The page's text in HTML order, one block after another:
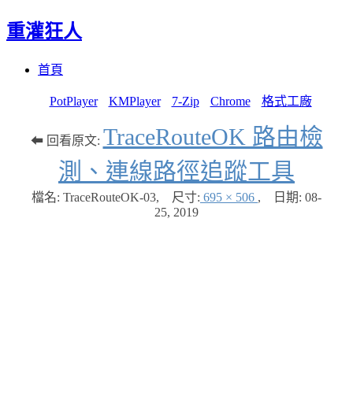
重灌狂人
首頁
PotPlayer KMPlayer 7-Zip Chrome 格式工廠
⬅ 回看原文: TraceRouteOK 路由檢
測、連線路徑追蹤工具
檔名: TraceRouteOK-03, 尺寸: 695 × 506 , 日期: 08-
25, 2019